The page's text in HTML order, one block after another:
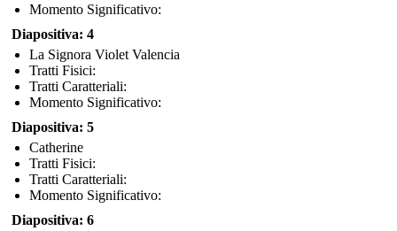
Momento Significativo:
Diapositiva: 4
La Signora Violet Valencia
Tratti Fisici:
Tratti Caratteriali:
Momento Significativo:
Diapositiva: 5
Catherine
Tratti Fisici:
Tratti Caratteriali:
Momento Significativo:
Diapositiva: 6